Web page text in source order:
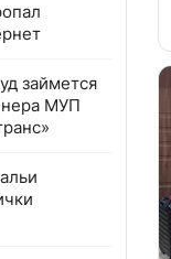
займется
МУП